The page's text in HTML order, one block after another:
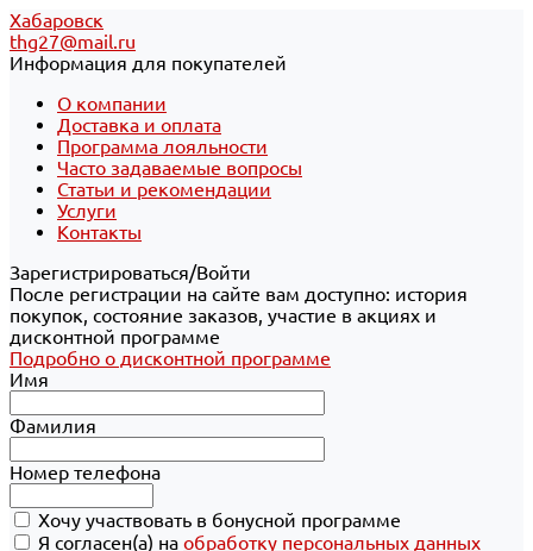
Хабаровск
thg27@mail.ru
Информация для покупателей
О компании
Доставка и оплата
Программа лояльности
Часто задаваемые вопросы
Статьи и рекомендации
Услуги
Контакты
Зарегистрироваться/Войти
После регистрации на сайте вам доступно: история
покупок, состояние заказов, участие в акциях и
дисконтной программе
Подробно о дисконтной программе
Имя
Фамилия
Номер телефона
Хочу участвовать в бонусной программе
Я согласен(а) на обработку персональных данных